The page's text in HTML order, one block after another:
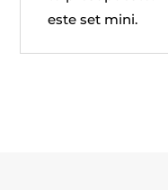
este set mini.